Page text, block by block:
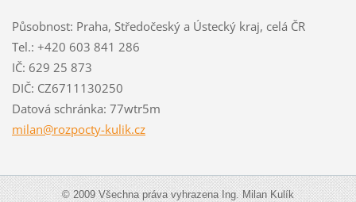
Působnost: Praha, Středočeský a Ústecký kraj, celá ČR
Tel.: +420 603 841 286
IČ: 629 25 873
DIČ: CZ6711130250
Datová schránka: 77wtr5m
milan@rozpocty-kulik.cz
© 2009 Všechna práva vyhrazena Ing. Milan Kulík